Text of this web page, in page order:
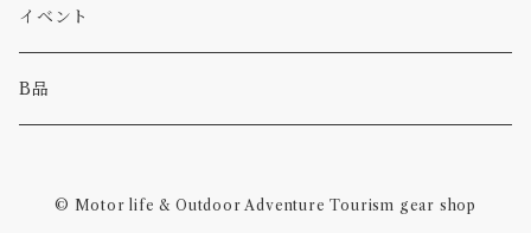
パーカー・トレーナー
カー
キャンプ
イベント
B品
© Motor life & Outdoor Adventure Tourism gear shop